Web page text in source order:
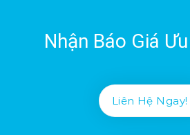
Nhận Báo Giá
Liên Hệ Ngay!